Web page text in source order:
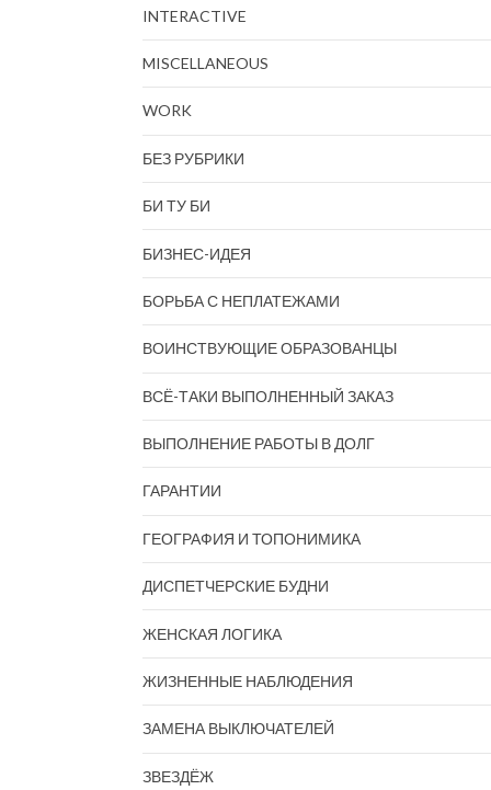
INTERACTIVE
MISCELLANEOUS
WORK
БЕЗ РУБРИКИ
БИ ТУ БИ
БИЗНЕС-ИДЕЯ
БОРЬБА С НЕПЛАТЕЖАМИ
ВОИНСТВУЮЩИЕ ОБРАЗОВАНЦЫ
ВСЁ-ТАКИ ВЫПОЛНЕННЫЙ ЗАКАЗ
ВЫПОЛНЕНИЕ РАБОТЫ В ДОЛГ
ГАРАНТИИ
ГЕОГРАФИЯ И ТОПОНИМИКА
ДИСПЕТЧЕРСКИЕ БУДНИ
ЖЕНСКАЯ ЛОГИКА
ЖИЗНЕННЫЕ НАБЛЮДЕНИЯ
ЗАМЕНА ВЫКЛЮЧАТЕЛЕЙ
ЗВЕЗДЁЖ